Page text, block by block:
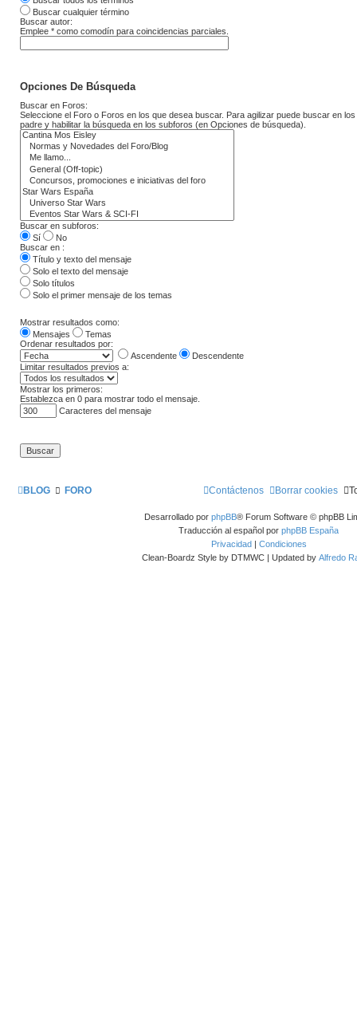
Buscar cualquier término
Buscar autor:
Emplee * como comodín para coincidencias parciales.
Opciones De Búsqueda
Buscar en Foros:
Seleccione el Foro o Foros en los que desea buscar. Para agilizar puede buscar en
padre y habilitar la búsqueda en los subforos (en Opciones de búsqueda).
Buscar en subforos:
Sí
No
Buscar en :
Título y texto del mensaje
Solo el texto del mensaje
Solo títulos
Solo el primer mensaje de los temas
Mostrar resultados como:
Mensajes
Temas
Ordenar resultados por:
Ascendente
Descendente
Limitar resultados previos a:
Mostrar los primeros:
Establezca en 0 para mostrar todo el mensaje.
Caracteres del mensaje
BLOG FORO Borrar cookies
Contáctenos
Desarrollado por phpBB® Forum Software © phpBB
Traducción al español por phpBB España
Privacidad
Condiciones
Clean-Boardz Style by DTMWC | Updated by Alfredo